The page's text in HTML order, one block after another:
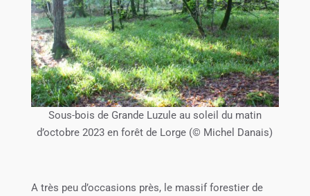
Sous-bois de Grande Luzule au soleil du matin
d’octobre 2023 en forêt de Lorge (© Michel Danais)
A très peu d’occasions près, le massif forestier de